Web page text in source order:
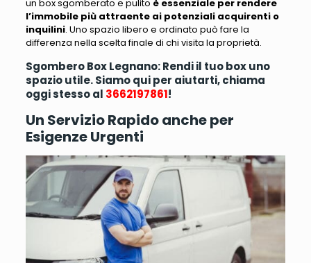
un box sgomberato e pulito è essenziale per rendere
l’immobile più attraente ai potenziali acquirenti o
inquilini. Uno spazio libero e ordinato può fare la
differenza nella scelta finale di chi visita la proprietà.
Sgombero Box Legnano: Rendi il tuo box uno
spazio utile. Siamo qui per aiutarti, chiama
oggi stesso al 3662197861!
Un Servizio Rapido anche per
Esigenze Urgenti